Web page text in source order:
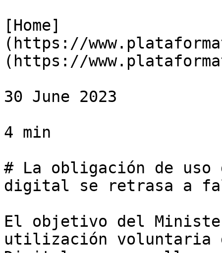
[Home]
(https://
(https://
30 June 2023
4 min
# La obligación de uso
digital se retrasa a
El objetivo del
utilización voluntaria